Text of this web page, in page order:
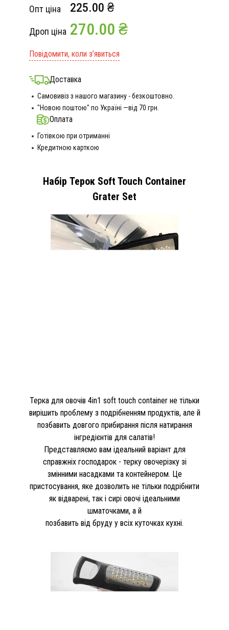
Опт ціна 225.00 ₴
Дроп ціна 270.00 ₴
Повідомити, коли з’явиться
Доставка
Самовивіз з нашого магазину - безкоштовно.
"Новою поштою" по Україні —від 70 грн.
Оплата
Готівкою при отриманні
Кредитною карткою
Набір Терок Soft Touch Container
Grater Set
Терка для овочів 4in1 soft touch container не тільки
вирішить проблему з подрібненням продуктів, але й
позбавить довгого прибирання після натирання
інгредієнтів для салатів!
Представляємо вам ідеальний варіант для
справжніх господарок - терку овочерізку зі
змінними насадками та контейнером. Це
пристосування, яке дозволить не тільки подрібнити
як відварені, так і сирі овочі ідеальними
шматочками, а й
позбавить від бруду у всіх куточках кухні.